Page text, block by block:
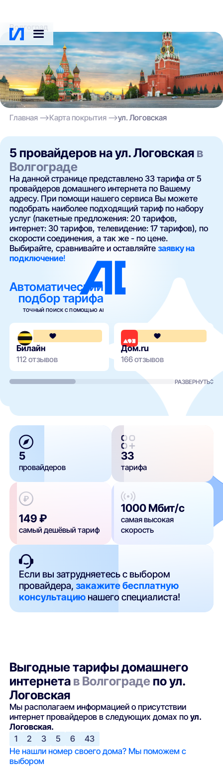
Волгоград
Главная Карта покрытия ул. Логовская
5 провайдеров на ул. Логовская в
Волгограде
На данной странице представлено 33 тарифа от 5
провайдеров домашнего интернета по Вашему
адресу. При помощи нашего сервиса Вы можете
подобрать наиболее подходящий тариф по набору
услуг (пакетные предложения: 20 тарифов,
интернет: 30 тарифов, телевидение: 17 тарифов), по
скорости соединения, а так же - по цене.
Выбирайте, сравнивайте и оставляйтезаявку на
подключение!
Автоматический
подбор тарифа
ТОЧНЫЙ ПОИСК С ПОМОЩЬЮ AI
3.6
Билайн
112 отзывов
Дом.ru
166 отзывов
РАЗВЕРНУТЬ
5
провайдеров
33
тарифа
149 ₽
самый дешёвый тариф
1000 Мбит/с
самая высокая
скорость
Если вы затрудняетесь с выбором
провайдера,закажите бесплатную
консультацию нашего специалиста!
Выгодные тарифы домашнего
интернета в Волгограде по ул.
Логовская
Мы располагаем информацией о присутствии
интернет провайдеров в следующих домах поул.
Логовская.
1
2 3 5 6
43
Не нашли номер своего дома? Мы поможем с
выбором